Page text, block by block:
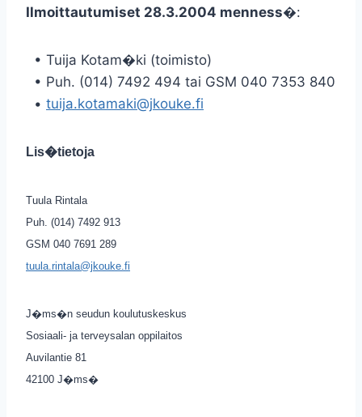
Ilmoittautumiset 28.3.2004 menness�:
• Tuija Kotam�ki (toimisto)
• Puh. (014) 7492 494 tai GSM 040 7353 840
• tuija.kotamaki@jkouke.fi
Lis�tietoja
Tuula Rintala
Puh. (014) 7492 913
GSM 040 7691 289
tuula.rintala@jkouke.fi
J�ms�n seudun koulutuskeskus
Sosiaali- ja terveysalan oppilaitos
Auvilantie 81
42100 J�ms�